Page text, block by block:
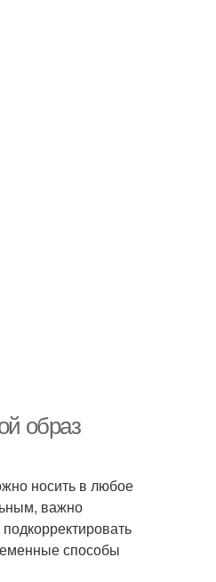
образ
носить в любое
важно
способы